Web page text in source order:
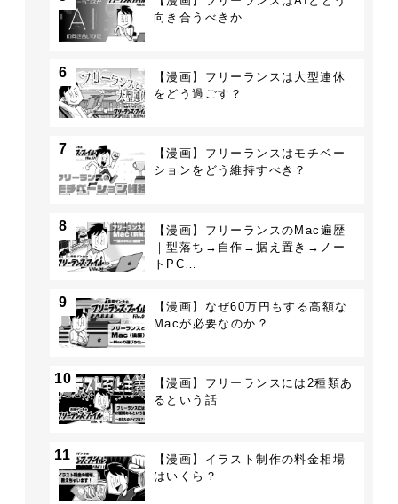
向き合うべきか
6
【漫画】フリーランスは大型連休
をどう過ごす？
7
【漫画】フリーランスはモチベー
ションをどう維持すべき？
8
【漫画】フリーランスのMac遍歴
｜型落ち→自作→据え置き→ノー
トPC…
9
【漫画】なぜ60万円もする高額な
Macが必要なのか？
10
【漫画】フリーランスには2種類あ
るという話
11
【漫画】イラスト制作の料金相場
はいくら？